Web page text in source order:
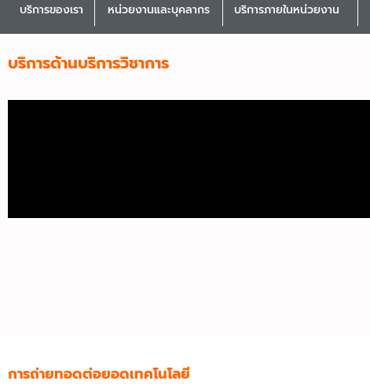
บริการของเรา หน่วยงานและบุคลากร บริการภายในหน่วยงาน
บริการด้านบริการวิชาการ
การถ่ายทอดต่อยอดเทคโนโลยี